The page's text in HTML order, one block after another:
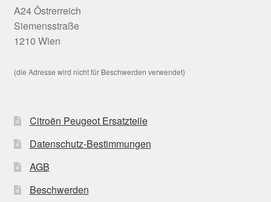
A24 Östrerreich
Siemensstraße
1210 Wien
(die Adresse wird nicht für Beschwerden verwendet)
Citroën Peugeot Ersatzteile
Datenschutz-Bestimmungen
AGB
Beschwerden